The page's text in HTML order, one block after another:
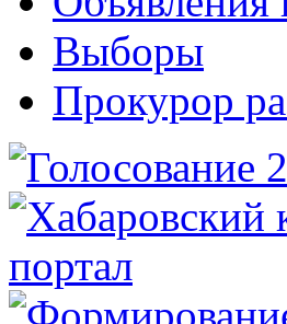
Выборы
Прокурор